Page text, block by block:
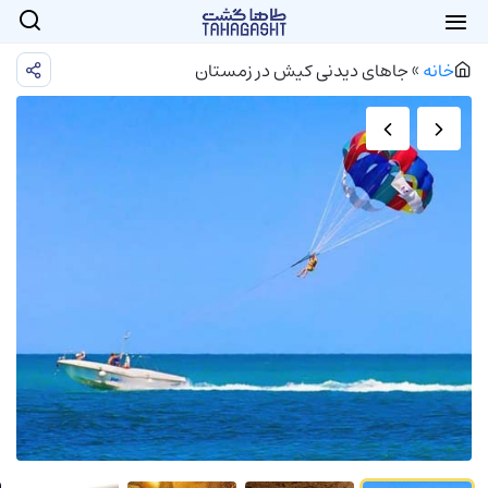
خانه»جاهای دیدنی کیش در زمستان